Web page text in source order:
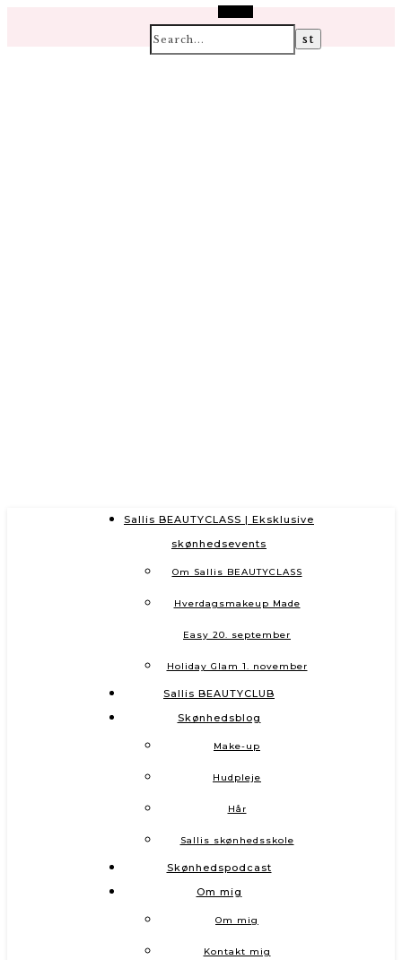
Sallis BEAUTYCLASS | Eksklusive
skønhedsevents
Om Sallis BEAUTYCLASS
Hverdagsmakeup Made
Easy 20. september
Holiday Glam 1. november
Sallis BEAUTYCLUB
Skønhedsblog
Make-up
Hudpleje
Hår
Sallis skønhedsskole
Skønhedspodcast
Om mig
Om mig
Kontakt mig